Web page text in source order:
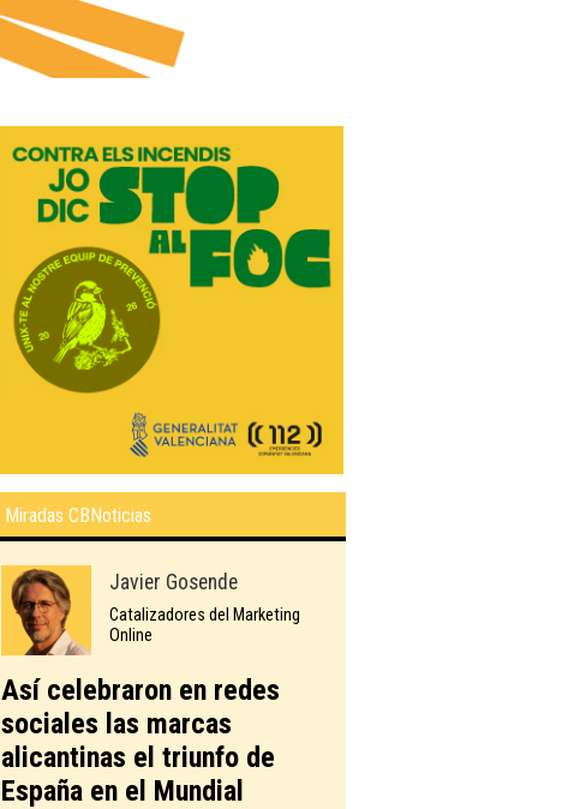
Miradas CBNoticias
Javier Gosende
Catalizadores del Marketing
Online
Así celebraron en redes
sociales las marcas
alicantinas el triunfo de
España en el Mundial